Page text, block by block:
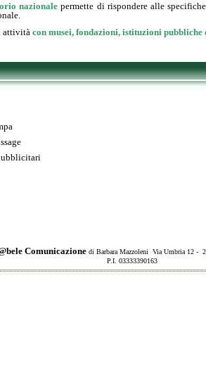
nazionale permette di rispondere alle
attivitàcon musei, fondazioni, istituzioni
Comunicazionedi Barbara Mazzoleni Via Umbria 12 -
P.I. 03333390163